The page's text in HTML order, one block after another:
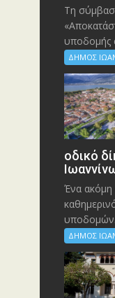
Τη
υποδομής
ΔΗΜΟΣ
οδικό
Ένα ακόμη
ΔΗΜΟΣ